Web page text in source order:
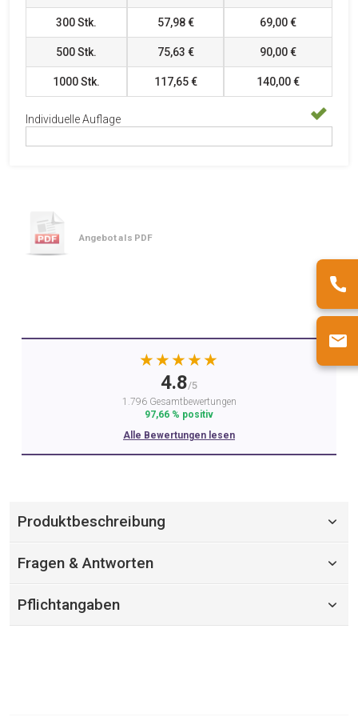
300Stk. 57,98 € 69,00 €
500Stk. 75,63 € 90,00 €
1000Stk. 117,65 € 140,00 €
Individuelle Auflage
Angebot als PDF
★★★★★
4.8/5
1.796 Gesamtbewertungen
97,66 % positiv
Alle Bewertungen lesen
Produktbeschreibung
Fragen & Antworten
Pflichtangaben